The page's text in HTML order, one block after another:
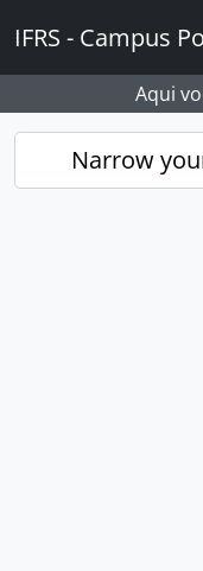
IFRS - Campus
Aqui
Narrow